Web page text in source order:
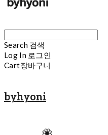
Search 검색
Log In 로그인
Cart장바구니
byhyoni